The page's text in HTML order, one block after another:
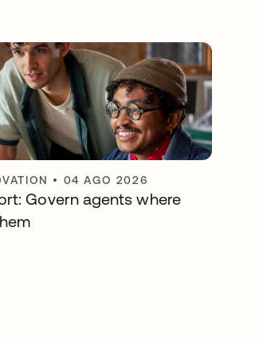
• 04 AGO 2026
Govern agents where